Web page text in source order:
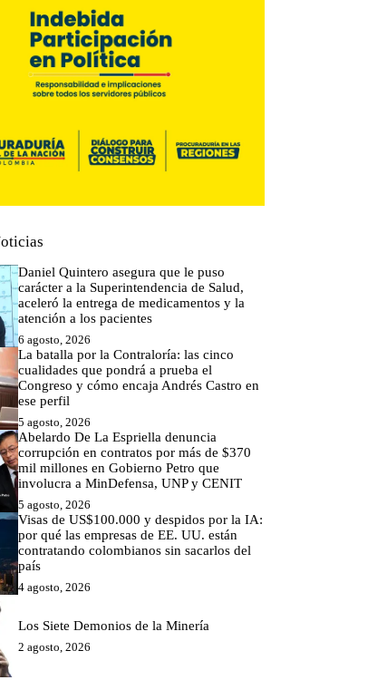
Daniel Quintero asegura que le puso
carácter a la Superintendencia de Salud,
aceleró la entrega de medicamentos y la
atención a los pacientes
6 agosto, 2026
La batalla por la Contraloría: las cinco
cualidades que pondrá a prueba el
Congreso y cómo encaja Andrés Castro en
ese perfil
5 agosto, 2026
Abelardo De La Espriella denuncia
corrupción en contratos por más de $370
mil millones en Gobierno Petro que
involucra a MinDefensa, UNP y CENIT
5 agosto, 2026
Visas de US$100.000 y despidos por la IA:
por qué las empresas de EE. UU. están
contratando colombianos sin sacarlos del
país
4 agosto, 2026
Los Siete Demonios de la Minería
2 agosto, 2026